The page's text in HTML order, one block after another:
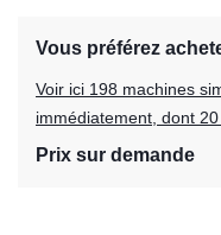
Vous préférez
Voir ici 198 machines
immédiatement, dont
Prix sur demande